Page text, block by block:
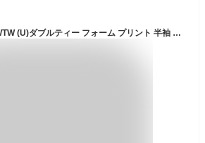
【SALE／30%OFF】WTW (U)ダブルティー フォーム プリント 半袖 ロゴ Tシャツ ダブルティー トップス カットソー・Tシャツ ブラック グリーン ホワイト